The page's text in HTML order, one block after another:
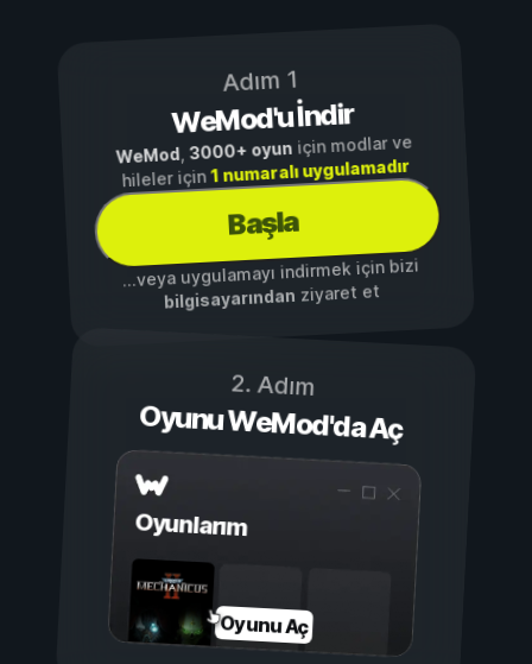
Adım 1
WeMod'u İndir
WeMod,3000+ oyuniçin modlar ve
hileler için1 numaralı uygulamadır
Başla
...veya uygulamayı indirmek için bizi
bilgisayarından ziyaret et
2. Adım
Oyunu WeMod'da Aç
Oyunlarım
Oyunu Aç